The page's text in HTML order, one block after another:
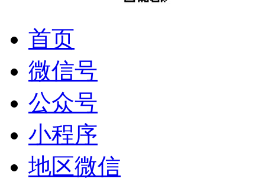
首页
微信号
公众号
小程序
地区微信